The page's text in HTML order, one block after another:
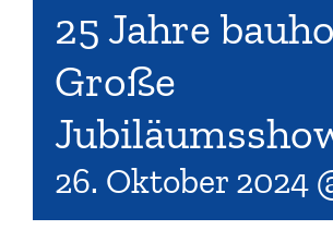
25 Jahre
Große
26. Oktober 2024